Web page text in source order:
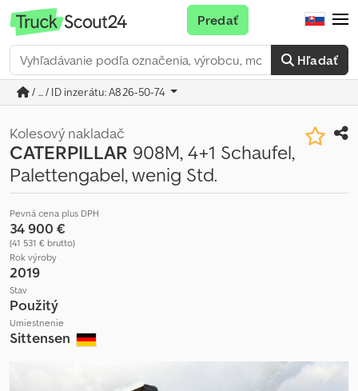
Hľadať
Predať
/ ... / ID inzerátu: A826-50-74
Kolesový nakladač
CATERPILLAR 908M, 4+1 Schaufel,
Palettengabel, wenig Std.
Pevná cena plus DPH
34 900 €
(41 531 € brutto)
Rok výroby
2019
Stav
Použitý
Umiestnenie
Sittensen